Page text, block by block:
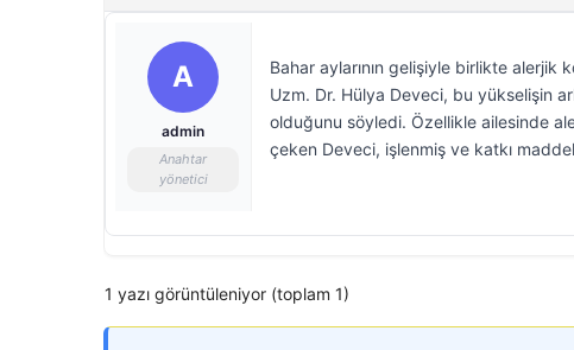
A
admin
Anahtar
yönetici
Bahar aylarının gelişiyle birlikte alerjik
Uzm. Dr. Hülya Deveci, bu yükselişin
olduğunu söyledi. Özellikle ailesinde
çeken Deveci, işlenmiş ve katkı
1 yazı görüntüleniyor (toplam 1)